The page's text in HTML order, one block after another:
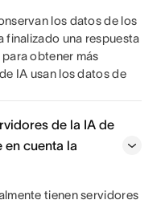
los datos de los
finalizado una respuesta
para obtener más
IA usan los datos de
de la IA de
en cuenta la
tienen servidores